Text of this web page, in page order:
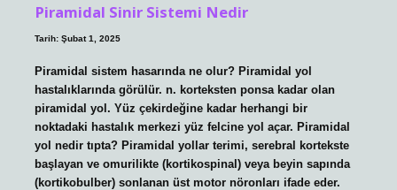
Piramidal Sinir Sistemi Nedir
Tarih: Şubat 1, 2025
Piramidal sistem hasarında ne olur? Piramidal yol
hastalıklarında görülür. n. korteksten ponsa kadar olan
piramidal yol. Yüz çekirdeğine kadar herhangi bir
noktadaki hastalık merkezi yüz felcine yol açar. Piramidal
yol nedir tıpta? Piramidal yollar terimi, serebral kortekste
başlayan ve omurilikte (kortikospinal) veya beyin sapında
(kortikobulber) sonlanan üst motor nöronları ifade eder.